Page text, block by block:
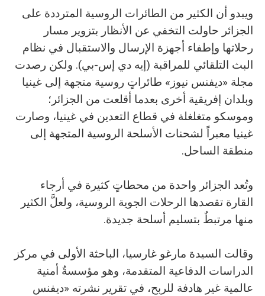
ويبدو أن الكثير من الطائرات الروسية المترددة على
الجزائر حاولت التخفي عن الأنظار بتزوير مسار
رحلاتها وإطفاء أجهزة الإرسال والاستقبال في نظام
البث التلقائي للمراقبة (إيه دي إس-بي). ولكن رصدت
مجلة «ديفنس نيوز» طائراتٍ روسية متجهة إلى غينيا
وبلدان إفريقية أخرى بعدما أقلعت من الجزائر؛
وموسكو متغلغلة في قطاع التعدين في غينيا، وصارت
غينيا معبراً لشحنات الأسلحة الروسية المتجهة إلى
منطقة الساحل.
وتُعد الجزائر واحدة من محطاتٍ كثيرة في أرجاء
القارة تقصدها الرحلات الجوية الروسية، ولعلَّ الكثير
منها مرتبطٌ بتسليم أسلحة جديدة.
وقالت السيدة مارغو غارسيا، الباحثة الأولى في مركز
الدراسات الدفاعية المتقدمة، وهو مؤسسةٌ أمنية
عالمية غير هادفة للربح، في تقرير نشرته «ديفنس